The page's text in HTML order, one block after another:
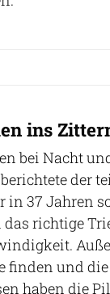
ins
bei Nacht
der
in 37 Jahren
das richtige
finden und
haben die